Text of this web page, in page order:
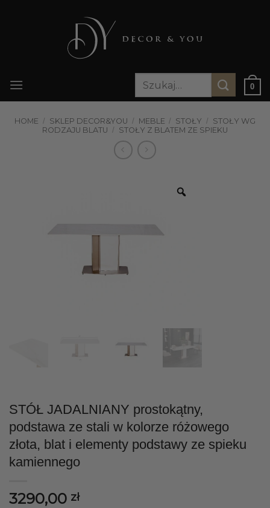
Szukaj:
0
HOME / SKLEP DECOR&YOU / MEBLE / STOŁY / STOŁY WG
RODZAJU BLATU / STOŁY Z BLATEM ZE SPIEKU
STÓŁ JADALNIANY prostokątny,
podstawa ze stali w kolorze różowego
złota, blat i elementy podstawy ze spieku
kamiennego
3290,00 zł